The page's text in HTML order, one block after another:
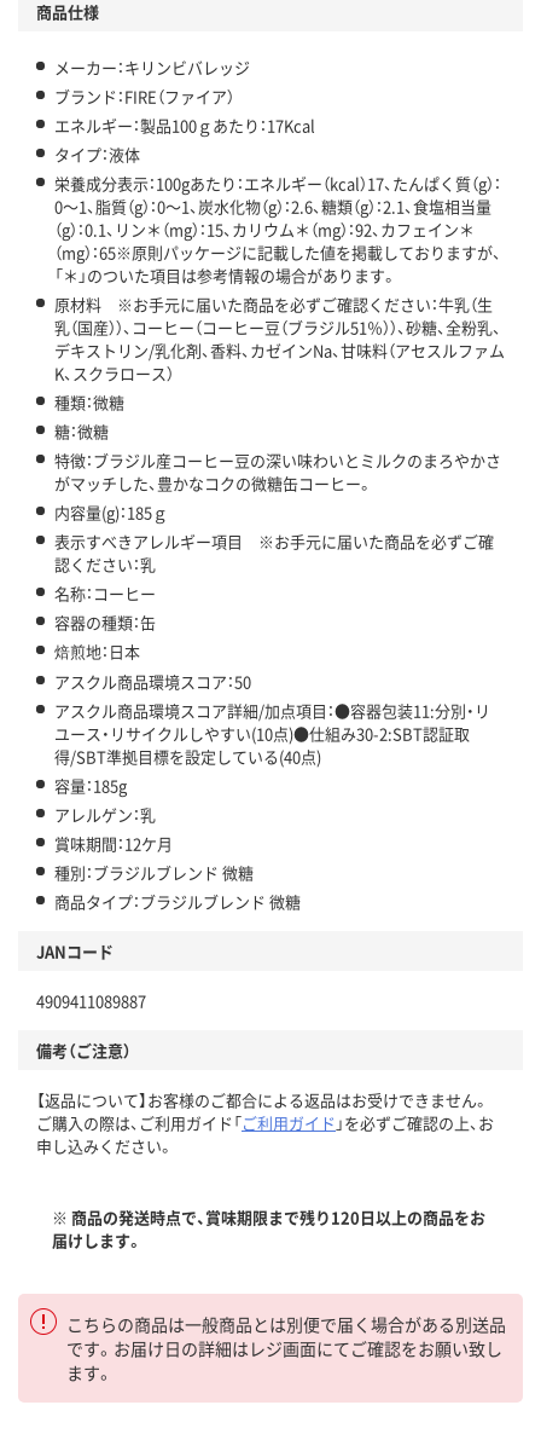
商品仕様
メーカー：キリンビバレッジ
ブランド：FIRE（ファイア）
エネルギー：製品100ｇあたり：17Kcal
タイプ：液体
栄養成分表示：100gあたり：エネルギー（kcal）17、たんぱく質（g）：
0～1、脂質（g）：0～1、炭水化物（g）：2.6、糖類（g）：2.1、食塩相当量
（g）：0.1、リン＊（mg）：15、カリウム＊（mg）：92、カフェイン＊
（mg）：65※原則パッケージに記載した値を掲載しておりますが、
「＊」のついた項目は参考情報の場合があります。
原材料 ※お手元に届いた商品を必ずご確認ください：牛乳（生
乳（国産））、コーヒー（コーヒー豆（ブラジル51％））、砂糖、全粉乳、
デキストリン/乳化剤、香料、カゼインNa、甘味料（アセスルファム
K、スクラロース）
種類：微糖
糖：微糖
特徴：ブラジル産コーヒー豆の深い味わいとミルクのまろやかさ
がマッチした、豊かなコクの微糖缶コーヒー。
内容量(g)：185ｇ
表示すべきアレルギー項目 ※お手元に届いた商品を必ずご確
認ください：乳
名称：コーヒー
容器の種類：缶
焙煎地：日本
アスクル商品環境スコア：50
アスクル商品環境スコア詳細/加点項目：●容器包装11:分別・リ
ユース・リサイクルしやすい(10点)●仕組み30-2:SBT認証取
得/SBT準拠目標を設定している(40点)
容量：185g
アレルゲン：乳
賞味期間：12ケ月
種別：ブラジルブレンド 微糖
商品タイプ：ブラジルブレンド 微糖
JANコード
4909411089887
備考（ご注意）
【返品について】お客様のご都合による返品はお受けできません。
ご購入の際は、ご利用ガイド「ご利用ガイド 」を必ずご確認の上、お
申し込みください。
※ 商品の発送時点で、賞味期限まで残り120日以上の商品をお
届けします。
こちらの商品は一般商品とは別便で届く場合がある別送品
です。お届け日の詳細はレジ画面にてご確認をお願い致し
ます。